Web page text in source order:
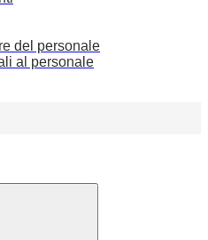
del personale
al personale